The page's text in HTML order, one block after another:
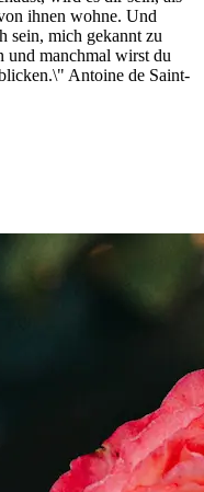
ihnen wohne. Und
sein, mich gekannt zu
und manchmal wirst du
Antoine de Saint-